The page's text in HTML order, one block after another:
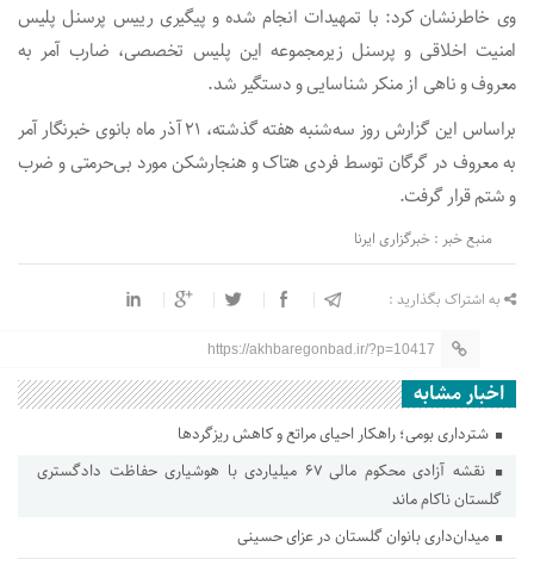
وی خاطرنشان کرد: با تمهیدات انجام شده و پیگیری رییس پرسنل پلیس
امنیت اخلاقی و پرسنل زیرمجموعه این پلیس تخصصی، ضارب آمر به
معروف و ناهی از منکر شناسایی و دستگیر شد.
براساس این گزارش روز سه‌شنبه هفته گذشته، ۲۱ آذر ماه بانوی خبرنگار آمر
به معروف در گرگان توسط فردی هتاک و هنجارشکن مورد بی‌حرمتی ‌و ضرب
و شتم قرار گرفت.
منبع خبر : خبرگزاری ایرنا
به اشتراک بگذارید :
https://akhbaregonbad.ir/?p=10417
اخبار مشابه
شترداری بومی؛ راهکار احیای مراتع و کاهش ریزگردها
نقشه آزادی محکوم مالی ۶۷ میلیاردی با هوشیاری حفاظت دادگستری
گلستان ناکام ماند
میدان‌داری بانوان گلستان در عزای حسینی